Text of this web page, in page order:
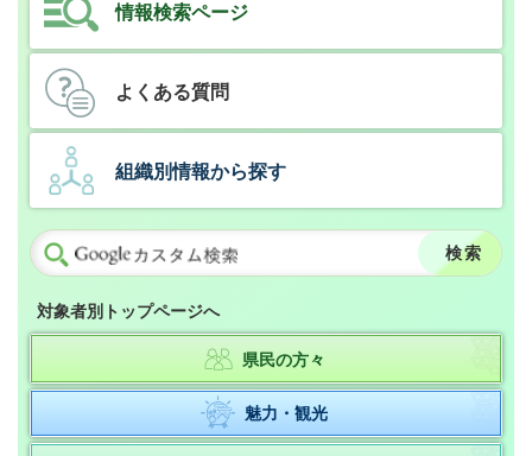
情報検索ページ
よくある質問
組織別情報から探す
対象者別トップページへ
県民の方々
魅力・観光